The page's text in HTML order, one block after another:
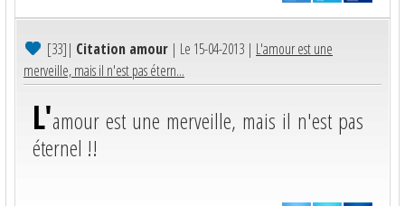
[33]| Citation amour | Le 15-04-2013 | L'amour est une
merveille, mais il n'est pas étern...
L'amour est une merveille, mais il n'est pas
éternel !!